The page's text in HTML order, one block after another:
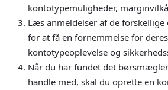
kontotypemuligheder,
Læs anmeldelser af de
for at få en fornemmelse for
kontotypeoplevelse og
Når du har fundet det
handle med, skal du oprette en